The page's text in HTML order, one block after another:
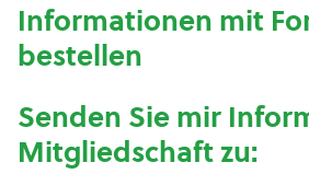
Informationen mit
bestellen
Senden Sie mir
Mitgliedschaft zu: